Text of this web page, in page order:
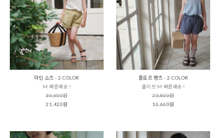
마틴 쇼츠 - 2 COLOR
M 빠른배송 !
30,600원
21,420원
플로르 팬츠 - 2 COLOR
올리브 M 빠른배송 !
23,800원
16,660원